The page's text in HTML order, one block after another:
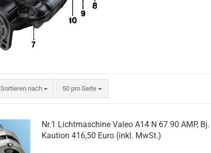
Sortieren nach
Sortieren nach 50 pro Seite
pro Seite
Nr.1 Lichtmaschine Valeo A14 N 67 90 AMP,
Kaution 416,50 Euro (inkl. MwSt.)